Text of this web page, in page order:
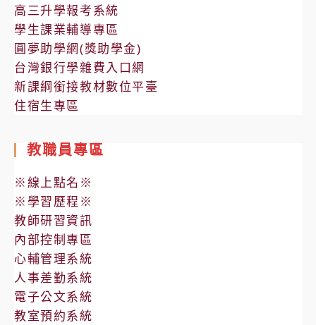
高三升學報考系統
學生課業輔導專區
圓夢助學網(獎助學金)
台灣銀行學雜費入口網
新課綱銜接教材數位平臺
住宿生專區
教職員專區
※線上點名※
※學習歷程※
教師研習資訊
內部控制專區
心輔管理系統
人事差勤系統
電子公文系統
教室預約系統